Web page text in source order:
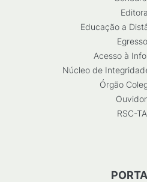
Editora
Educação a
Acesso à
Núcleo de
Órgão
RSC-